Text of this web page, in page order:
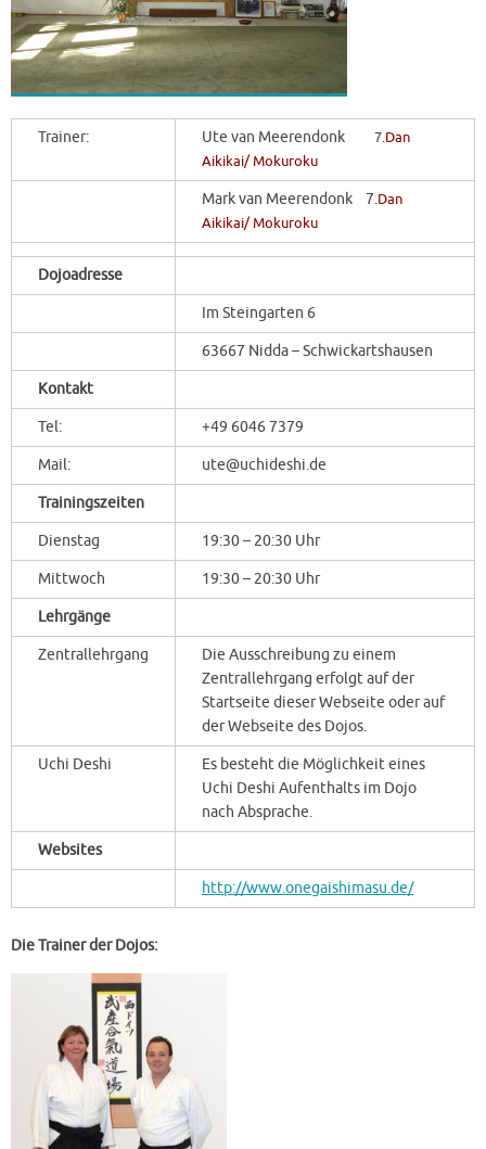
Trainer: Ute van Meerendonk 7.Dan
Aikikai/ Mokuroku
Mark van Meerendonk 7.Dan
Aikikai/ Mokuroku
Dojoadresse
Im Steingarten 6
63667 Nidda – Schwickartshausen
Kontakt
Tel: +49 6046 7379
Mail: ute@uchideshi.de
Trainingszeiten
Dienstag 19:30 – 20:30 Uhr
Mittwoch 19:30 – 20:30 Uhr
Lehrgänge
Zentrallehrgang
Die Ausschreibung zu einem
Zentrallehrgang erfolgt auf der
Startseite dieser Webseite oder auf
der Webseite des Dojos.
Uchi Deshi
Es besteht die Möglichkeit eines
Uchi Deshi Aufenthalts im Dojo
nach Absprache.
Websites
http://www.onegaishimasu.de/
Die Trainer der Dojos: